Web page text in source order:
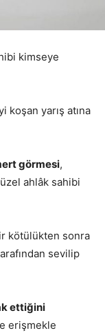
kimseye
koşan yarış atına
görmesi,
ahlâk sahibi
kötülükten sonra
sevilip
ettiğini
erişmekle